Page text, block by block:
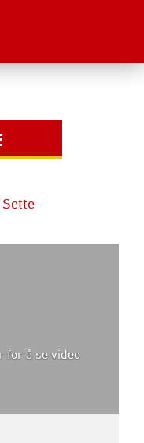
for å se video